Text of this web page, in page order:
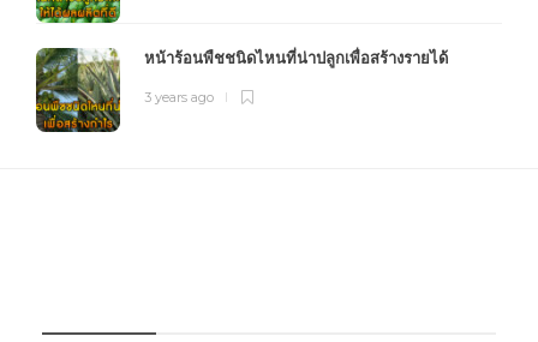
หน้าร้อนพืชชนิดไหนที่น่าปลูกเพื่อสร้างรายได้
3 years ago